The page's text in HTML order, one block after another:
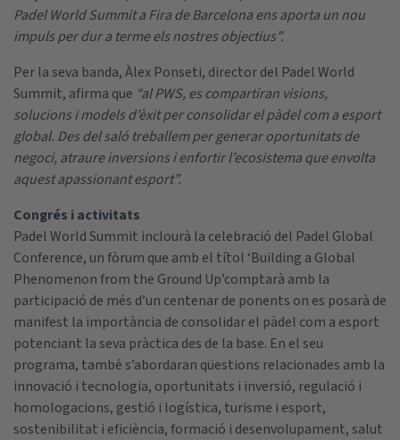
Padel World Summit a Fira de Barcelona ens aporta un nou
impuls per dur a terme els nostres objectius”.
Per la seva banda, Àlex Ponseti, director del Padel World
Summit, afirma que “al PWS, es compartiran visions,
solucions i models d’èxit per consolidar el pàdel com a esport
global. Des del saló treballem per generar oportunitats de
negoci, atraure inversions i enfortir l’ecosistema que envolta
aquest apassionant esport”.
Congrés i activitats
Padel World Summit inclourà la celebració del Padel Global
Conference, un fòrum que amb el títol ‘Building a Global
Phenomenon from the Ground Up’comptarà amb la
participació de més d’un centenar de ponents on es posarà de
manifest la importància de consolidar el pàdel com a esport
potenciant la seva pràctica des de la base. En el seu
programa, també s’abordaran qüestions relacionades amb la
innovació i tecnologia, oportunitats i inversió, regulació i
homologacions, gestió i logística, turisme i esport,
sostenibilitat i eficiència, formació i desenvolupament, salut